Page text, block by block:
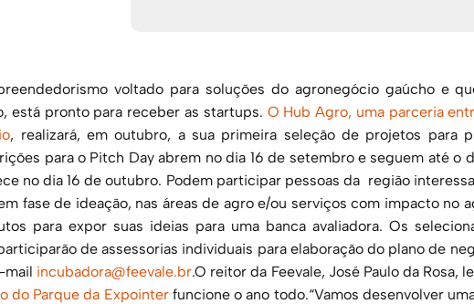
voltado para soluções do agronegócio gaúcho e
está pronto para receber as startups. O Hub Agro, uma parceria
, realizará, em outubro, a sua primeira seleção de projetos para
para o Pitch Day abrem no dia 16 de setembro e seguem até o
no dia 16 de outubro. Podem participar pessoas da região
fase de ideação, nas áreas de agro e/ou serviços com impacto no
para expor suas ideias para uma banca avaliadora. Os
de assessorias individuais para elaboração do plano de
mail incubadora@feevale.br.O reitor da Feevale, José Paulo da Rosa,
do Parque da Expointerfuncione o ano todo.“Vamos desenvolver